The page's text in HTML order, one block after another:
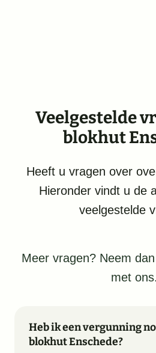
Veelgestelde
blokhut
Heeft u vragen over
Hieronder vindt u de
veelgestelde
Meer vragen? Neem
met ons.
Heb ik een vergunning
blokhut Enschede?